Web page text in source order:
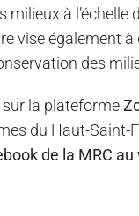
à
vise également
des
la plateforme
du Haut-Saint-
de la MRC